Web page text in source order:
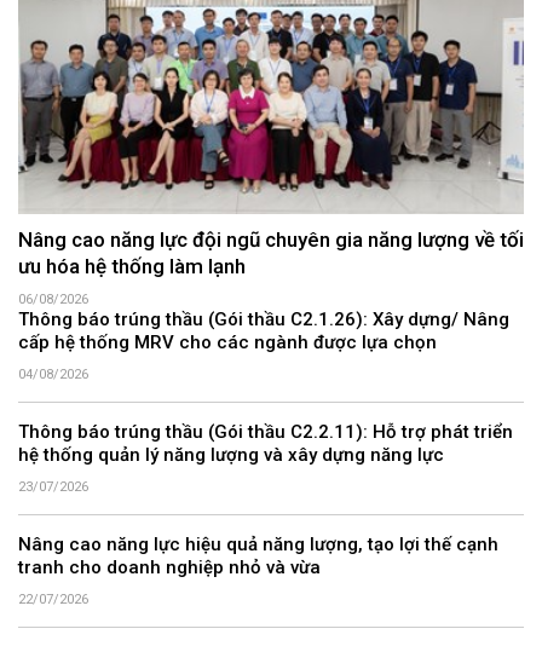
Nâng cao năng lực đội ngũ chuyên gia năng lượng về tối
ưu hóa hệ thống làm lạnh
06/08/2026
Thông báo trúng thầu (Gói thầu C2.1.26): Xây dựng/ Nâng
cấp hệ thống MRV cho các ngành được lựa chọn
04/08/2026
Thông báo trúng thầu (Gói thầu C2.2.11): Hỗ trợ phát triển
hệ thống quản lý năng lượng và xây dựng năng lực
23/07/2026
Nâng cao năng lực hiệu quả năng lượng, tạo lợi thế cạnh
tranh cho doanh nghiệp nhỏ và vừa
22/07/2026